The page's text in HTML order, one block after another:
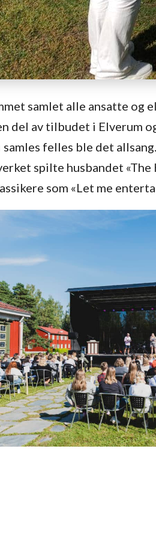
samlet alle ansatte og
del av tilbudet i Elverum
samles felles ble det
spilte husbandet
som «Let me